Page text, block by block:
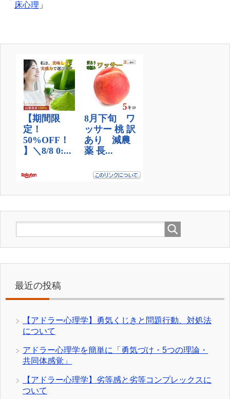
床心理 」
最近の投稿
【アドラー心理学】勇気くじきと問題行動、対処法
について
アドラー心理学を簡単に「勇気づけ・5つの理論・
共同体感覚」
【アドラー心理学】劣等感と劣等コンプレックスに
ついて